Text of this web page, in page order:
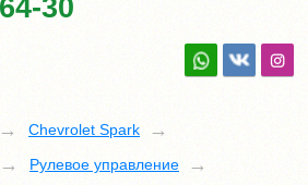
30
Chevrolet Spark
Рулевое управление